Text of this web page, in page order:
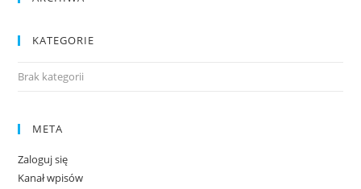
KATEGORIE
Brak kategorii
META
Zaloguj się
Kanał wpisów